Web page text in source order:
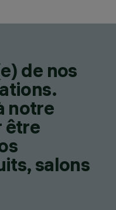
de nos
notre
être
salons